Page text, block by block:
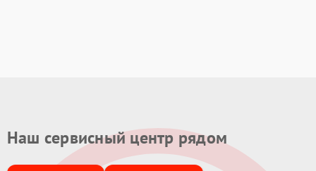
Наш сервисный центр рядом